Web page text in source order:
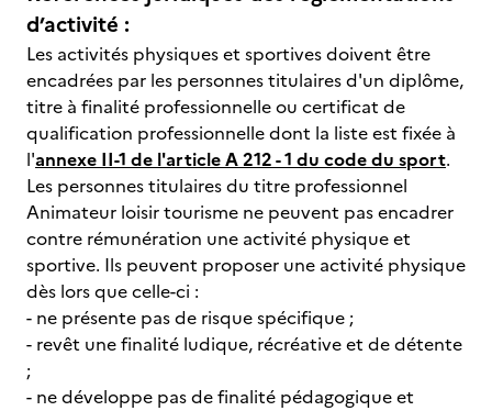
d’activité :
Les activités physiques et sportives doivent être
encadrées par les personnes titulaires d'un diplôme,
titre à finalité professionnelle ou certificat de
qualification professionnelle dont la liste est fixée à
l'annexe II-1 de l'article A 212 - 1 du code du sport.
Les personnes titulaires du titre professionnel
Animateur loisir tourisme ne peuvent pas encadrer
contre rémunération une activité physique et
sportive. Ils peuvent proposer une activité physique
dès lors que celle-ci :
- ne présente pas de risque spécifique ;
- revêt une finalité ludique, récréative et de détente
;
- ne développe pas de finalité pédagogique et